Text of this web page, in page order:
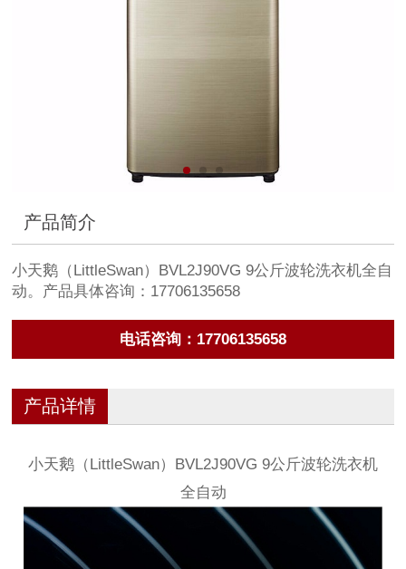
产品简介
小天鹅（LittleSwan）BVL2J90VG 9公斤波轮洗衣机全自
动。产品具体咨询：17706135658
电话咨询：17706135658
产品详情
小天鹅（LittleSwan）BVL2J90VG 9公斤波轮洗衣机
全自动